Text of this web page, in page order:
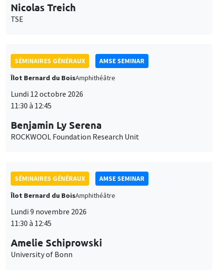
Nicolas Treich
TSE
SÉMINAIRES GÉNÉRAUX
AMSE SEMINAR
Îlot Bernard du BoisAmphithéâtre
Lundi 12 octobre 2026
11:30 à 12:45
Benjamin Ly Serena
ROCKWOOL Foundation Research Unit
SÉMINAIRES GÉNÉRAUX
AMSE SEMINAR
Îlot Bernard du BoisAmphithéâtre
Lundi 9 novembre 2026
11:30 à 12:45
Amelie Schiprowski
University of Bonn